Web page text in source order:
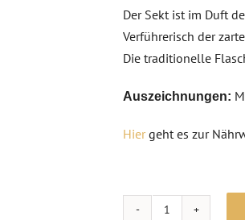
Der Sekt ist im Duft
Verführerisch der
Die traditionelle
Auszeichnungen:
Hiergeht es zur